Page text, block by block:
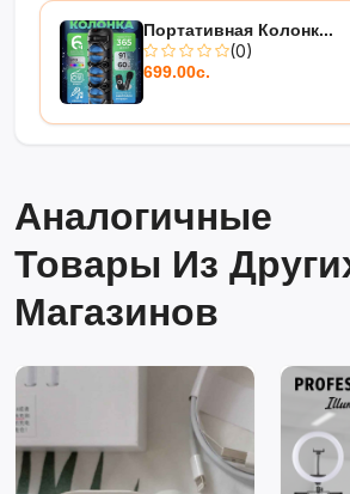
Портативная Колонк...
(0)
699.00с.
Аналогичные
Товары Из
Магазинов